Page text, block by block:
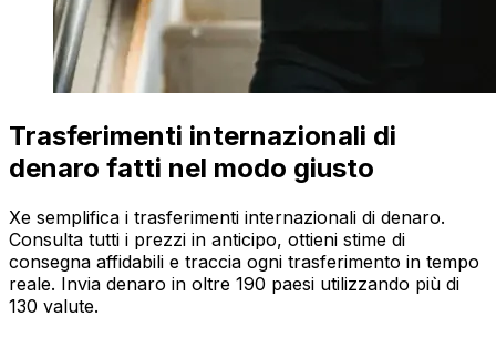
Trasferimenti internazionali di
denaro fatti nel modo giusto
Xe semplifica i trasferimenti internazionali di denaro.
Consulta tutti i prezzi in anticipo, ottieni stime di
consegna affidabili e traccia ogni trasferimento in tempo
reale. Invia denaro in oltre 190 paesi utilizzando più di
130 valute.